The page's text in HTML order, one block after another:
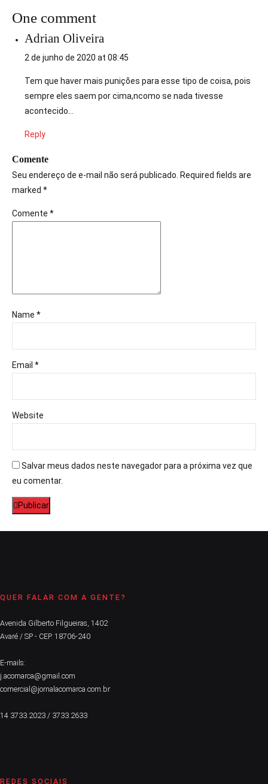
One comment
Adrian Oliveira
2 de junho de 2020 at 08:45
Tem que haver mais punições para esse tipo de coisa, pois
sempre eles saem por cima,ncomo se nada tivesse
acontecido…
Reply
Comente
Seu endereço de e-mail não será publicado. Required fields are
marked *
Comente *
Name *
Email *
Website
Salvar meus dados neste navegador para a próxima vez que
eu comentar.
Publicar
QUER FALAR COM A GENTE?
Avenida Gilberto Filgueiras, 1402
Avaré / SP - CEP. 18706-240
E-mails:
j.acomarca@gmail.com
comercial@jornalacomarca.com.br
14 3733.2023 / 3733.2633
REDES SOCIAIS